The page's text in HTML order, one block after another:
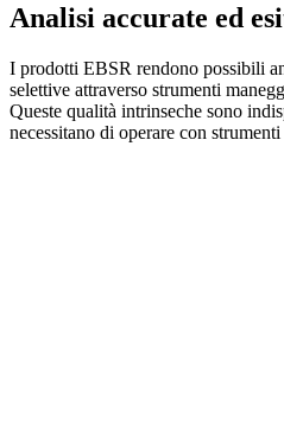
Analisi accurate ed
I prodotti EBSR rendono possibili
selettive attraverso strumenti
Queste qualità intrinseche sono
necessitano di operare con